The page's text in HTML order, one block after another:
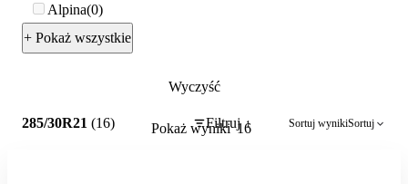
Alpina 0
+ Pokaż wszystkie
Wyczyść
Pokaż wyniki 16
285/30R21 (16) Filtruj 1 Sortuj wynikiSortuj